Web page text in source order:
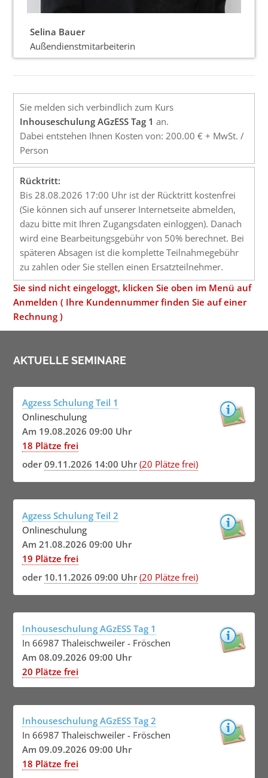
Selina Bauer
Außendienstmitarbeiterin
Sie melden sich verbindlich zum Kurs
Inhouseschulung AGzESS Tag 1 an.
Dabei entstehen Ihnen Kosten von: 200.00 € + MwSt. /
Person
Rücktritt:
Bis 28.08.2026 17:00 Uhr ist der Rücktritt kostenfrei
(Sie können sich auf unserer Internetseite abmelden,
dazu bitte mit Ihren Zugangsdaten einloggen). Danach
wird eine Bearbeitungsgebühr von 50% berechnet. Bei
späteren Absagen ist die komplette Teilnahmegebühr
zu zahlen oder Sie stellen einen Ersatzteilnehmer.
Sie sind nicht eingeloggt, klicken Sie oben im Menü auf
Anmelden ( Ihre Kundennummer finden Sie auf einer
Rechnung )
AKTUELLE SEMINARE
Agzess Schulung Teil 1
Onlineschulung
Am 19.08.2026 09:00 Uhr
18 Plätze frei
oder09.11.2026 14:00 Uhr (20 Plätze frei)
Agzess Schulung Teil 2
Onlineschulung
Am 21.08.2026 09:00 Uhr
19 Plätze frei
oder 10.11.2026 09:00 Uhr (20 Plätze frei)
Inhouseschulung AGzESS Tag 1
In 66987 Thaleischweiler - Fröschen
Am 08.09.2026 09:00 Uhr
20 Plätze frei
Inhouseschulung AGzESS Tag 2
In 66987 Thaleischweiler - Fröschen
Am 09.09.2026 09:00 Uhr
18 Plätze frei